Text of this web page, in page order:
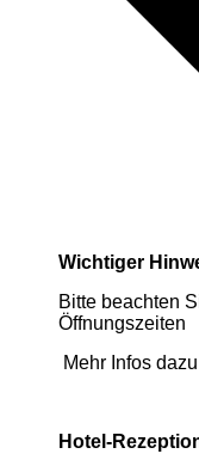
Wichtiger
Bitte beachten
Öffnungszeiten
Mehr Infos dazu
Hotel-